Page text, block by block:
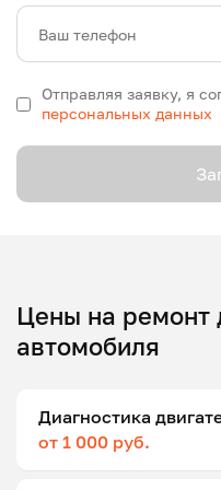
Ваш телефон
Отправляя заявку, я
персональных данных
Цены на ремонт
автомобиля
Диагностика
от 1 000 руб.